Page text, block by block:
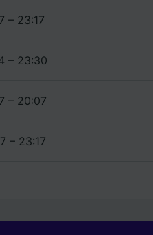
– 23:17
– 23:30
– 20:07
– 23:17